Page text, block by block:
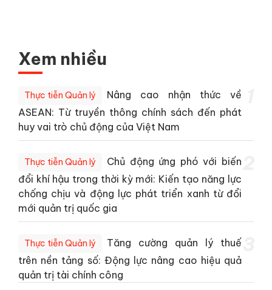
Xem nhiều
Thực tiễn Quản lý
Nâng cao nhận thức về
ASEAN: Từ truyền thông chính sách đến phát
huy vai trò chủ động của Việt Nam
Thực tiễn Quản lý
Chủ động ứng phó với biến
đổi khí hậu trong thời kỳ mới: Kiến tạo năng lực
chống chịu và động lực phát triển xanh từ đổi
mới quản trị quốc gia
Thực tiễn Quản lý
Tăng cường quản lý thuế
trên nền tảng số: Động lực nâng cao hiệu quả
quản trị tài chính công